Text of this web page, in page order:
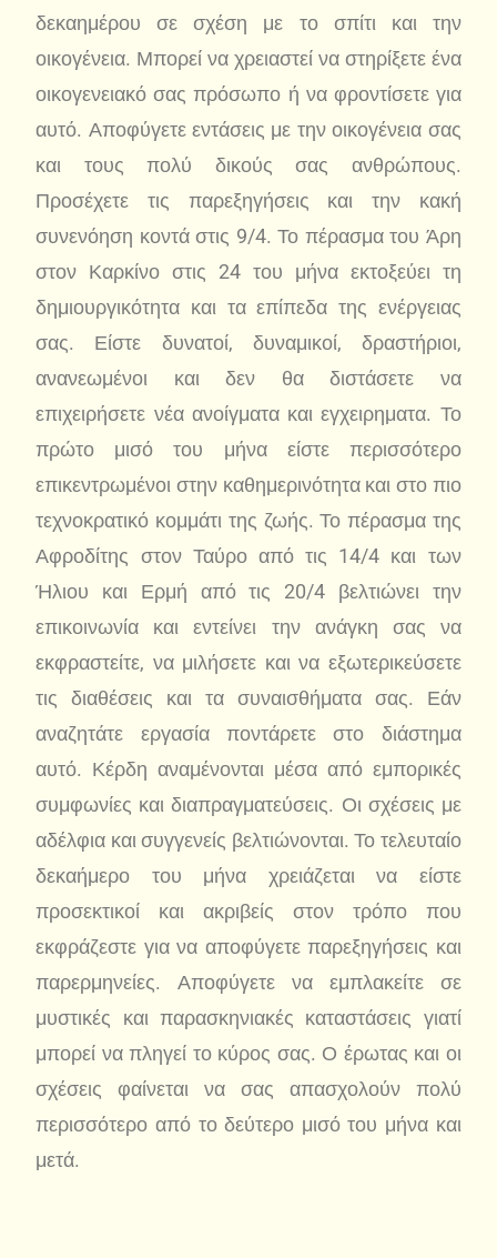
δεκαημέρου σε σχέση με το σπίτι και την
οικογένεια. Μπορεί να χρειαστεί να στηρίξετε ένα
οικογενειακό σας πρόσωπο ή να φροντίσετε για
αυτό. Αποφύγετε εντάσεις με την οικογένεια σας
και τους πολύ δικούς σας ανθρώπους.
Προσέχετε τις παρεξηγήσεις και την κακή
συνενόηση κοντά στις 9/4. Το πέρασμα του Άρη
στον Καρκίνο στις 24 του μήνα εκτοξεύει τη
δημιουργικότητα και τα επίπεδα της ενέργειας
σας. Είστε δυνατοί, δυναμικοί, δραστήριοι,
ανανεωμένοι και δεν θα διστάσετε να
επιχειρήσετε νέα ανοίγματα και εγχειρηματα. Το
πρώτο μισό του μήνα είστε περισσότερο
επικεντρωμένοι στην καθημερινότητα και στο πιο
τεχνοκρατικό κομμάτι της ζωής. Το πέρασμα της
Αφροδίτης στον Ταύρο από τις 14/4 και των
Ήλιου και Ερμή από τις 20/4 βελτιώνει την
επικοινωνία και εντείνει την ανάγκη σας να
εκφραστείτε, να μιλήσετε και να εξωτερικεύσετε
τις διαθέσεις και τα συναισθήματα σας. Εάν
αναζητάτε εργασία ποντάρετε στο διάστημα
αυτό. Κέρδη αναμένονται μέσα από εμπορικές
συμφωνίες και διαπραγματεύσεις. Οι σχέσεις με
αδέλφια και συγγενείς βελτιώνονται. Το τελευταίο
δεκαήμερο του μήνα χρειάζεται να είστε
προσεκτικοί και ακριβείς στον τρόπο που
εκφράζεστε για να αποφύγετε παρεξηγήσεις και
παρερμηνείες. Αποφύγετε να εμπλακείτε σε
μυστικές και παρασκηνιακές καταστάσεις γιατί
μπορεί να πληγεί το κύρος σας. Ο έρωτας και οι
σχέσεις φαίνεται να σας απασχολούν πολύ
περισσότερο από το δεύτερο μισό του μήνα και
μετά.